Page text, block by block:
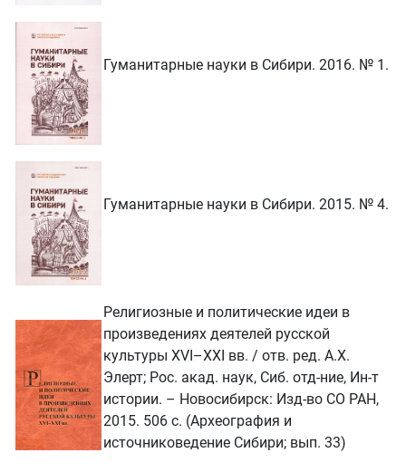
Гуманитарные науки в Сибири. 2016. № 1.
Гуманитарные науки в Сибири. 2015. № 4.
Религиозные и политические идеи в
произведениях деятелей русской
культуры XVI–XXI вв. / отв. ред. А.Х.
Элерт; Рос. акад. наук, Сиб. отд-ние, Ин-т
истории. – Новосибирск: Изд-во СО РАН,
2015. 506 с. (Археография и
источниковедение Сибири; вып. 33)